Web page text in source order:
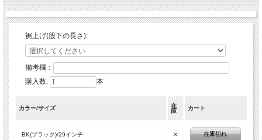
裾上げ(股下の長さ):
備考欄：
購入数:
本
カラー/サイズ
在
庫
カート
BK(ブラック)/29インチ × 在庫切れ